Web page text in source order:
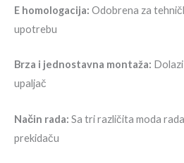
E homologacija: Odobrena za
upotrebu
Brza i jednostavna montaža:
upaljač
Način rada: Sa tri različita moda
prekidaču